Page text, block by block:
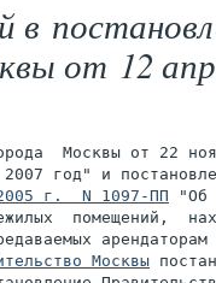
в
от 12
Москвы от 22
год" и
г.  N 1097-ПП "Об
помещений,
арендаторам
Москвы